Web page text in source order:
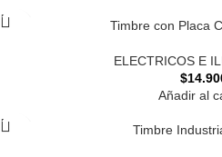
Timbre con Placa
ELECTRICOS E
$
Añadir al
Timbre